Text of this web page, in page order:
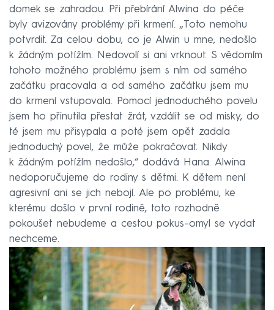
domek se zahradou. Při přebírání Alwina do péče
byly avizovány problémy při krmení. „Toto nemohu
potvrdit. Za celou dobu, co je Alwin u mne, nedošlo
k žádným potížím. Nedovolí si ani vrknout. S vědomím
tohoto možného problému jsem s ním od samého
začátku pracovala a od samého začátku jsem mu
do krmení vstupovala. Pomocí jednoduchého povelu
jsem ho přinutila přestat žrát, vzdálit se od misky, do
té jsem mu přisypala a poté jsem opět zadala
jednoduchý povel, že může pokračovat. Nikdy
k žádným potížím nedošlo,“ dodává Hana. Alwina
nedoporučujeme do rodiny s dětmi. K dětem není
agresivní ani se jich nebojí. Ale po problému, ke
kterému došlo v první rodině, toto rozhodně
pokoušet nebudeme a cestou pokus–omyl se vydat
nechceme.